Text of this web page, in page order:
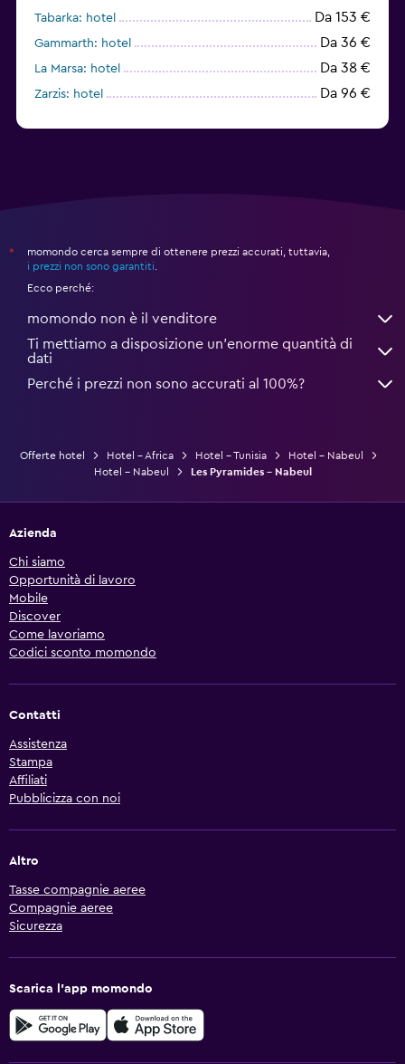
Tabarka: hotel Da 153 €
Gammarth: hotel Da 36 €
La Marsa: hotel Da 38 €
Zarzis: hotel Da 96 €
*
momondo cerca sempre di ottenere prezzi accurati, tuttavia,
i prezzi non sono garantiti
Ecco perché:
momondo non è il venditore
Ti mettiamo a disposizione un’enorme quantità di
dati
Perché i prezzi non sono accurati al 100%?
Offerte hotel Hotel - Africa Hotel - Tunisia
Hotel - Nabeul
Hotel - Nabeul
Les Pyramides - Nabeul
Azienda
Chi siamo
Opportunità di lavoro
Mobile
Discover
Come lavoriamo
Codici sconto momondo
Contatti
Assistenza
Stampa
Affiliati
Pubblicizza con noi
Altro
Tasse compagnie aeree
Compagnie aeree
Sicurezza
Scarica l'app momondo